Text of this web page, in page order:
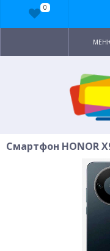
Смартфон HONOR
0